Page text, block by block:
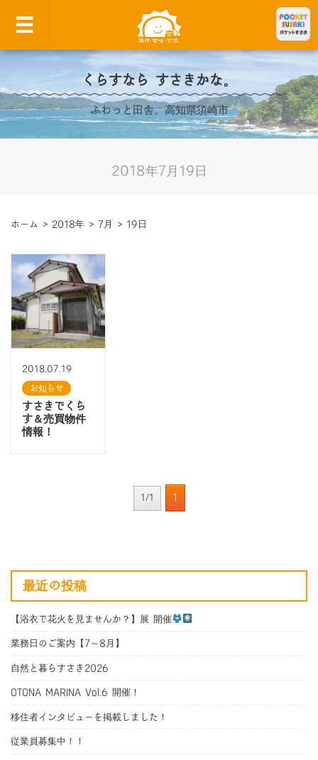
くらすなら すさきかな。
ふわっと田舎。高知県須崎市
2018年7月19日
ホーム > 2018年 > 7月 > 19日
2018.07.19
お知らせ
すさきでくら
す＆売買物件
情報！
1/1 1
最近の投稿
【浴衣で花火を見ませんか？】展 開催
業務日のご案内【7～8月】
自然と暮らすさき2026
OTONA MARINA Vol.6 開催！
移住者インタビューを掲載しました！
従業員募集中！！